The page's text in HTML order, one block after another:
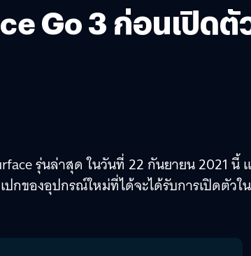
Go 3 ก่อนเปิดตั
รุ่นล่าสุด ในวันที่ 22 กันยายน 2021 นี้
ปกของอุปกรณ์ใหม่ที่ได้จะได้รับการเปิดตัวใน